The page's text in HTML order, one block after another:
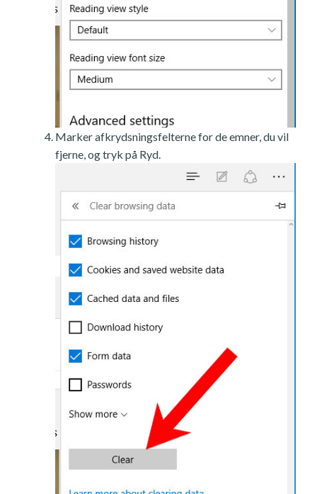
Marker afkrydsningsfelterne for de emner, du vil
fjerne, og tryk på Ryd.